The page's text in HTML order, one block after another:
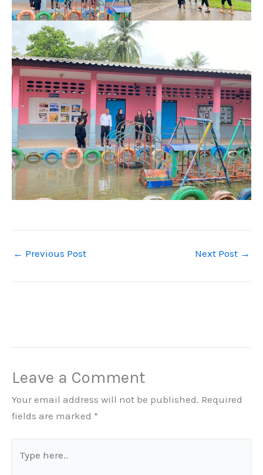
← Previous Post Next Post →
Leave a Comment
Your email address will not be published. Required
fields are marked *
here..